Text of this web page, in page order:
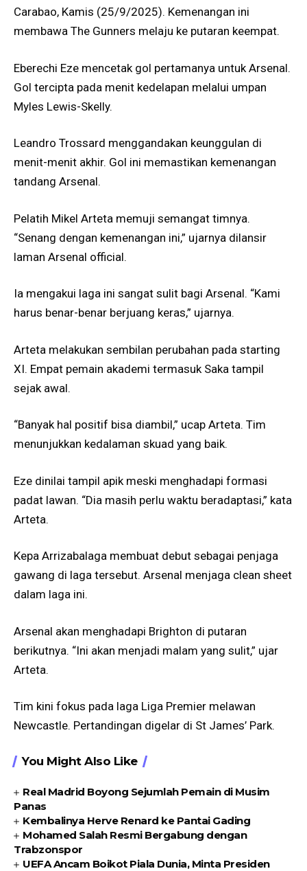
Carabao, Kamis (25/9/2025). Kemenangan ini
membawa The Gunners melaju ke putaran keempat.
Eberechi Eze mencetak gol pertamanya untuk Arsenal.
Gol tercipta pada menit kedelapan melalui umpan
Myles Lewis-Skelly.
Leandro Trossard menggandakan keunggulan di
menit-menit akhir. Gol ini memastikan kemenangan
tandang Arsenal.
Pelatih Mikel Arteta memuji semangat timnya.
“Senang dengan kemenangan ini,” ujarnya dilansir
laman Arsenal official.
Ia mengakui laga ini sangat sulit bagi Arsenal. “Kami
harus benar-benar berjuang keras,” ujarnya.
Arteta melakukan sembilan perubahan pada starting
XI. Empat pemain akademi termasuk Saka tampil
sejak awal.
“Banyak hal positif bisa diambil,” ucap Arteta. Tim
menunjukkan kedalaman skuad yang baik.
Eze dinilai tampil apik meski menghadapi formasi
padat lawan. “Dia masih perlu waktu beradaptasi,” kata
Arteta.
Kepa Arrizabalaga membuat debut sebagai penjaga
gawang di laga tersebut. Arsenal menjaga clean sheet
dalam laga ini.
Arsenal akan menghadapi Brighton di putaran
berikutnya. “Ini akan menjadi malam yang sulit,” ujar
Arteta.
Tim kini fokus pada laga Liga Premier melawan
Newcastle. Pertandingan digelar di St James’ Park.
You Might Also Like
Real Madrid Boyong Sejumlah Pemain di Musim
Panas
Kembalinya Herve Renard ke Pantai Gading
Mohamed Salah Resmi Bergabung dengan
Trabzonspor
UEFA Ancam Boikot Piala Dunia, Minta Presiden